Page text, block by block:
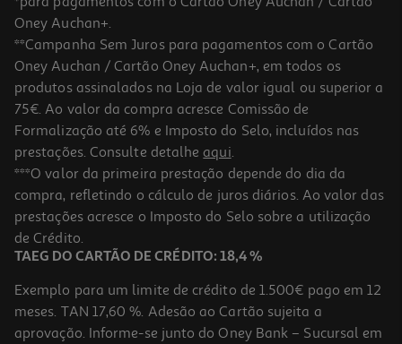
4.5
Doce Auchan Extra 50% Frutos Amora 360g
6.53 €/Kg
2,35 €
Oney Auchan+.
**Campanha Sem Juros para pagamentos com o Cartão
Oney Auchan / Cartão Oney Auchan+, em todos os
produtos assinalados na Loja de valor igual ou superior a
75€. Ao valor da compra acresce Comissão de
Formalização até 6% e Imposto do Selo, incluídos nas
prestações. Consulte detalhe aqui.
***O valor da primeira prestação depende do dia da
compra, refletindo o cálculo de juros diários. Ao valor das
prestações acresce o Imposto do Selo sobre a utilização
de Crédito.
TAEG DO CARTÃO DE CRÉDITO: 18,4 %
Exemplo para um limite de crédito de 1.500€ pago em 12
meses. TAN 17,60 %. Adesão ao Cartão sujeita a
aprovação. Informe-se junto do Oney Bank – Sucursal em